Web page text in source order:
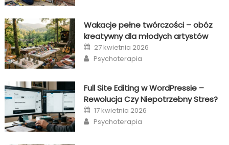
Wakacje pełne twórczości – obóz
kreatywny dla młodych artystów
Posted
on
27 kwietnia 2026
Author
Psychoterapia
Full Site Editing w WordPressie –
Rewolucja Czy Niepotrzebny Stres?
Posted
on
17 kwietnia 2026
Author
Psychoterapia